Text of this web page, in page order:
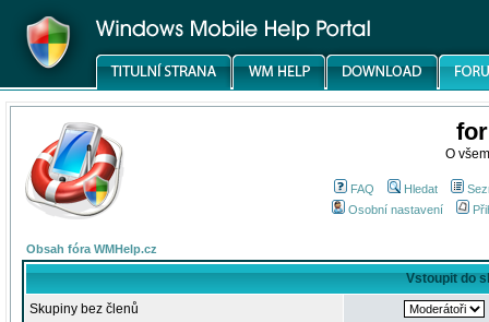
O
FAQ Hledat
Osobní nastavení
Obsah fóra WMHelp.cz
Vstoupit do
Skupiny bez členů